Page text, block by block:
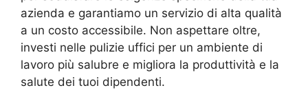
azienda e garantiamo un servizio di alta qualità
a un costo accessibile. Non aspettare oltre,
investi nelle pulizie uffici per un ambiente di
lavoro più salubre e migliora la produttività e la
salute dei tuoi dipendenti.